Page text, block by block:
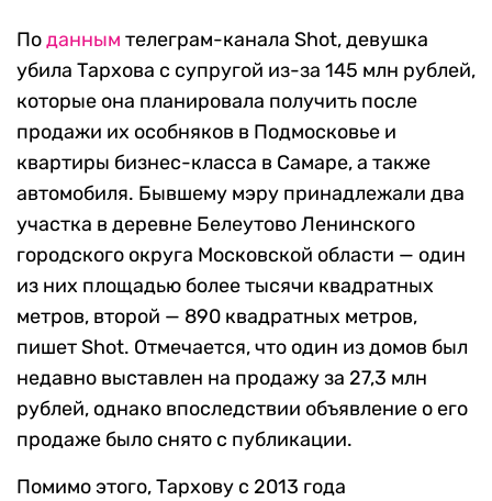
Поданным телеграм-канала Shot, девушка
убила Тархова с супругой из-за 145 млн рублей,
которые она планировала получить после
продажи их особняков в Подмосковье и
квартиры бизнес-класса в Самаре, а также
автомобиля. Бывшему мэру принадлежали два
участка в деревне Белеутово Ленинского
городского округа Московской области — один
из них площадью более тысячи квадратных
метров, второй — 890 квадратных метров,
пишет Shot. Отмечается, что один из домов был
недавно выставлен на продажу за 27,3 млн
рублей, однако впоследствии объявление о его
продаже было снято с публикации.
Помимо этого, Тархову с 2013 года